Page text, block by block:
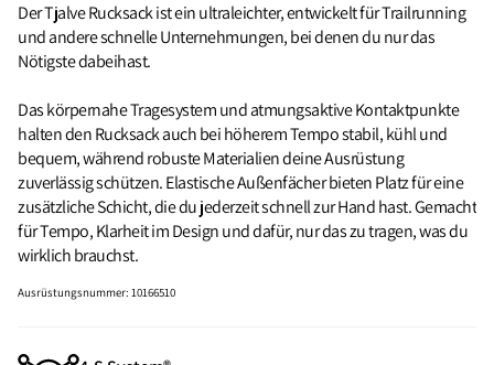
Der Tjalve Rucksack ist ein ultraleichter, entwickelt für Trailrunning
und andere schnelle Unternehmungen, bei denen du nur das
Nötigste dabeihast.
Das körpernahe Tragesystem und atmungsaktive Kontaktpunkte
halten den Rucksack auch bei höherem Tempo stabil, kühl und
bequem, während robuste Materialien deine Ausrüstung
zuverlässig schützen. Elastische Außenfächer bieten Platz für eine
zusätzliche Schicht, die du jederzeit schnell zur Hand hast. Gemacht
für Tempo, Klarheit im Design und dafür, nur das zu tragen, was du
wirklich brauchst.
Ausrüstungsnummer:10166510